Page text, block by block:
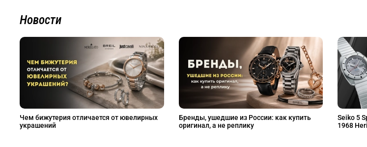
Новости
Чем бижутерия отличается от ювелирных
украшений
Бренды, ушедшие из России: как купить
оригинал, а не реплику
Seiko 5
1968